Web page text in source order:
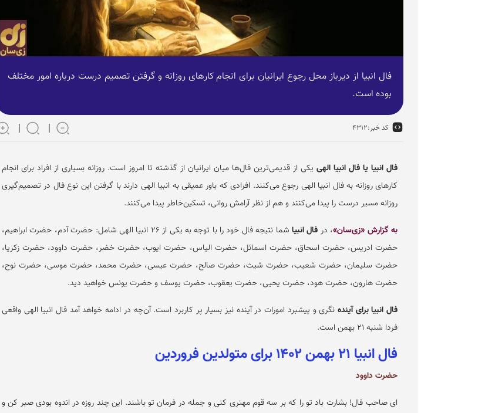
فال انبیا از دیرباز محل رجوع ایرانیان برای انجام کار‌های روزانه و گرفتن تصمیم درست درباره امور مختلف
بوده است.
کد خبر:۴۳۱۲
فال انبیا یا فال انبیا الهی یکی از قدیمی‌ترین فال‌ها میان ایرانیان از گذشته تا امروز است. روزانه بسیاری از افراد برای انجام
کار‌های روزانه به فال انبیا الهی رجوع می‌کنند. افرادی که باور عمیقی به انبیا الهی دارند با گرفتن این نوع فال در تصمیم‌گیری
روزانه مسیر درست را پیدا می‌کنند و هم از نظر آرامش روانی، تسکین‌خاطر پیدا می‌کنند.
به گزارش «زی‌سان»، در فال انبیا
شما نتیجه فال خود را با توجه به یکی از ۲۶ انبیا الهی شامل: حضرت آدم، حضرت ابراهیم،
حضرت ادریس، حضرت اسحاق، حضرت اسمائل، حضرت الیاس، حضرت ایوب، حضرت خضر، حضرت داوود، حضرت زکریا،
حضرت سلیمان، حضرت شعیب، حضرت شیث، حضرت صالح، حضرت عیسی، حضرت محمد، حضرت موسی، حضرت نوح،
حضرت هارون، حضرت هود، حضرت یحیی، حضرت یعقوب، حضرت یوسف و حضرت یونس خواهید دید.
فال انبیا برای آینده نگری و پیشبرد امورات در آینده نیز بسیار پر کاربرد است. آن‌چه در ادامه خواهد آمد فال انبیا الهی واقعی
فردا شنبه ۲۱ بهمن است.
فال انبیا ۲۱ بهمن ۱۴۰۲ برای متولدین فروردین
حضرت داوود
ای صاحب فال! بشارت باد تو را که بر سه قوم مهتری کنی و جمله در فرمان تو باشند. این چند روزه در اندوه بودی صبر کن و